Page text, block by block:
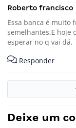
Roberto francisco
Essa banca é muito
semelhantes.E hoje
esperar no q vai dá.
Responder
Deixe um